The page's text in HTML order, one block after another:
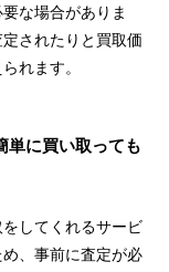
な場合がありま
されたりと買取価
れます。
単に買い取っても
してくれるサービ
、事前に査定が必